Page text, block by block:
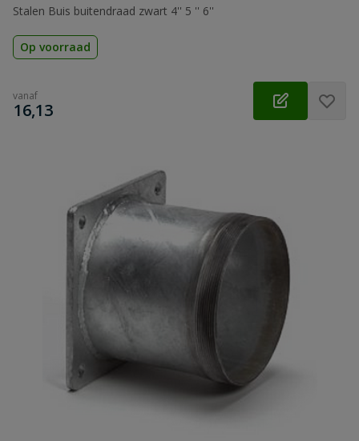
Stalen Buis buitendraad zwart 4'' 5 '' 6''
Op voorraad
vanaf
€
16,13